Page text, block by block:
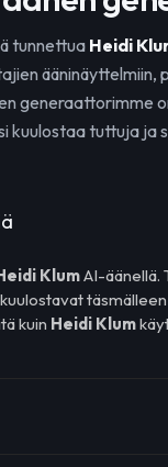
tunnettuaHeidi
ääninäyttelmiin,
generaattorimme
kuulostaa tuttuja ja
KlumAI-äänellä.
täsmälleen
kuin Heidi Klum